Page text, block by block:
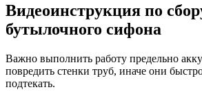
Видеоинструкция по
бутылочного сифона
Важно выполнить работу предельно
повредить стенки труб, иначе они
подтекать.